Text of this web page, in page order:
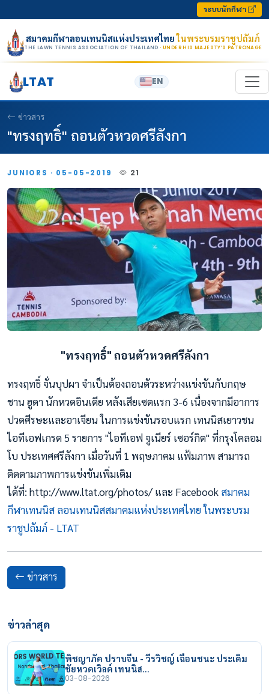
ระบบนักกีฬา
สมาคมกีฬาลอนเทนนิสแห่งประเทศไทยในพระบรมราชูปถัมภ์
THE LAWN TENNIS ASSOCIATION OF THAILAND · UNDER HIS MAJESTY’S PATRONAGE
LTAT EN
ข่าวสาร
"ทรงฤทธิ์" ถอนตัวหวดศรีลังกา
JUNIORS · 05-05-2019 21
"ทรงฤทธิ์" ถอนตัวหวดศรีลังกา
ทรงฤทธิ์ จั่นบุปผา จำเป็นต้องถอนตัวระหว่างแข่งขันกับกฤษ
ชาน ฮูดา นักหวดอินเดีย หลังเสียเซตแรก 3-6 เนื่องจากมีอาการ
ปวดศีรษะและอาเจียน ในการแข่งขันรอบแรก เทนนิสเยาวชน
ไอทีเอฟเกรด 5 รายการ "ไอทีเอฟ จูเนียร์ เซอร์กิต" ที่กรุงโคลอม
โบ ประเทศศรีลังกา เมื่อวันที่ 1 พฤษภาคม แฟ้มภาพ สามารถ
ติดตามภาพการแข่งขันเพิ่มเติม
ได้ที่: http://www.ltat.org/photos/ และ Facebook สมาคม
กีฬาเทนนิส ลอนเทนนิสสมาคมแห่งประเทศไทย ในพระบรม
ราชูปถัมภ์ - LTAT
ข่าวสาร
ข่าวล่าสุด
พิชญาภัค ปราบจีน - วีรวิชญ์ เฉือนชนะ ประเดิม
ชัยหวดเวิลด์ เทนนิส…
03-08-2026